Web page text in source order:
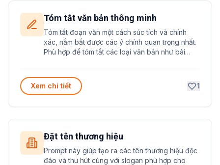
Tóm tắt văn bản thông minh
Tóm tắt đoạn văn một cách súc tích và chính
xác, nắm bắt được các ý chính quan trọng nhất.
Phù hợp để tóm tắt các loại văn bản như bài
Xem chi tiết
1
Đặt tên thương hiệu
Prompt này giúp tạo ra các tên thương hiệu độc
đáo và thu hút cùng với slogan phù hợp cho